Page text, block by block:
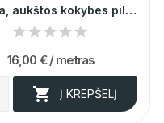
Itališka, aukštos kokybes pilkai žydra...
16,00 € / metras
 Į KREPŠELĮ